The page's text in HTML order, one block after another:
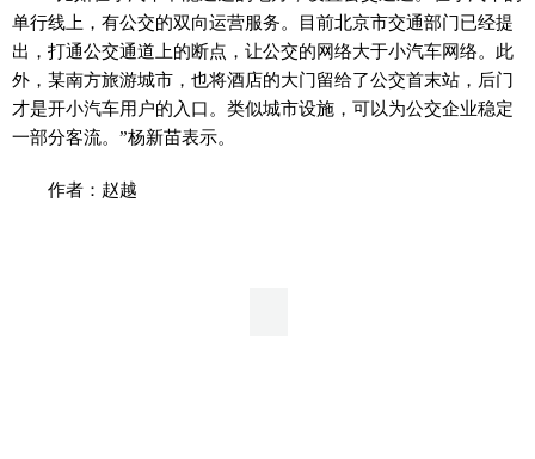
单行线上，有公交的双向运营服务。目前北京市交通部门已经提
出，打通公交通道上的断点，让公交的网络大于小汽车网络。此
外，某南方旅游城市，也将酒店的大门留给了公交首末站，后门
才是开小汽车用户的入口。类似城市设施，可以为公交企业稳定
一部分客流。”杨新苗表示。
作者：赵越